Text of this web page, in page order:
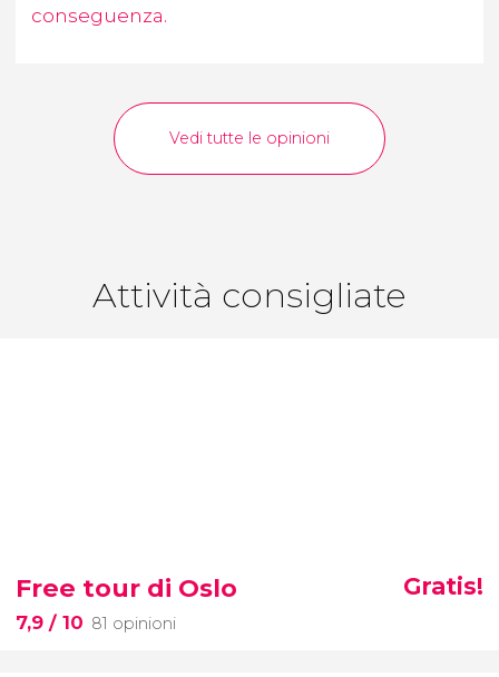
conseguenza.
Vedi tutte le opinioni
Attività consigliate
Free tour di Oslo
7,9 / 10 81 opinioni
Gratis!